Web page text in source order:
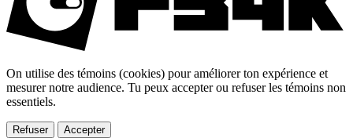
On utilise des témoins (cookies) pour améliorer ton expérience et
mesurer notre audience. Tu peux accepter ou refuser les témoins non
essentiels.
Refuser Accepter